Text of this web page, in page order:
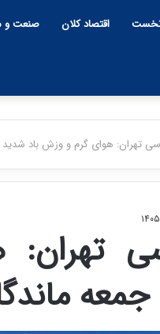
اقتصاد کلان صنعت و
تهران: هوای گرم و وزش باد شدید